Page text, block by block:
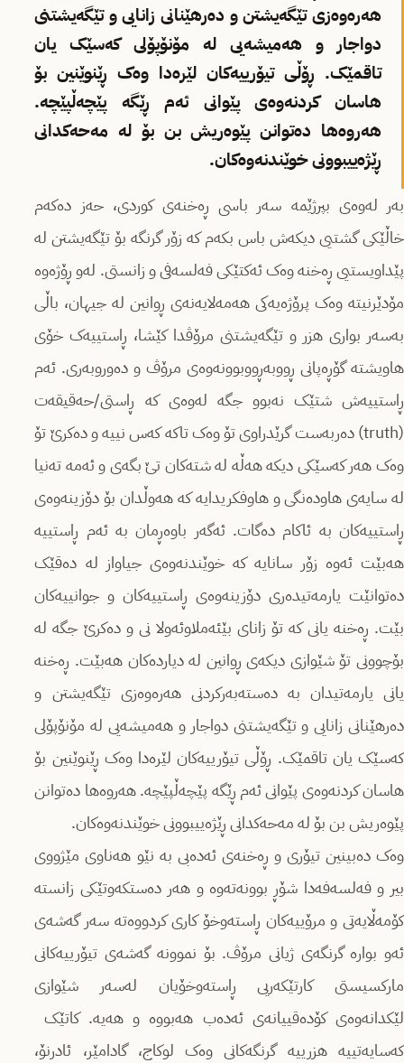
هەرەوەزی تێگەیشتن و دەرهێنانی زانایی و تێگەیشتنی
دواجار و هەمیشەیی لە مۆنۆپۆلی کەسێک یان
تاقمێک. ڕۆڵی تیۆرییەکان لێرەدا وەک ڕێنوێنین بۆ
هاسان کردنەوەی پێوانی ئەم ڕێگە پێچەڵپێچە.
هەروەها دەتوانن پێوەریش بن بۆ لە مەحەکدانی
ڕێژەییبوونی خوێندنەوەکان.
بەر لەوەی بپرژێمە سەر باسی ڕەخنەی کوردی، حەز دەکەم
خاڵێکی گشتیی دیکەش باس بکەم کە زۆر گرنگە بۆ تێگەیشتن لە
پێداویستیی ڕەخنە وەک ئەکتێکی فەلسەفی و زانستی. لەو ڕۆژەوە
مۆدێرنیتە وەک پرۆژەیەکی هەمەلایەنەی ڕوانین لە جیهان، باڵی
بەسەر بواری هزر و تێگەیشتنی مرۆڤدا کێشا، ڕاستییەک خۆی
هاویشتە گۆڕەپانی ڕووبەڕووبوونەوەی مرۆڤ و دەوروبەری. ئەم
ڕاستییەش شتێک نەبوو جگە لەوەی کە ڕاستی/حەقیقەت
(truth) دەربەست گرێدراوی تۆ وەک تاکە کەس نییە و دەکرێ تۆ
وەک هەر کەسێکی دیکە هەڵە لە شتەکان تێ بگەی و ئەمە تەنیا
لە سایەی هاودەنگی و هاوفکریدایە کە هەوڵدان بۆ دۆزینەوەی
ڕاستییەکان بە ئاکام دەگات. ئەگەر باوەڕمان بە ئەم ڕاستییە
هەبێت ئەوە زۆر سانایە کە خوێندنەوەی جیاواز لە دەقێک
دەتوانێت یارمەتیدەری دۆزینەوەی ڕاستییەکان و جوانییەکان
بێت. ڕەخنە یانی کە تۆ زانای بێئەملاوئەولا نی و دەکرێ جگە لە
بۆچوونی تۆ شێوازی دیکەی ڕوانین لە دیاردەکان هەبێت. ڕەخنە
یانی یارمەتیدان بە دەستەبەرکردنی هەرەوەزی تێگەیشتن و
دەرهێنانی زانایی و تێگەیشتنی دواجار و هەمیشەیی لە مۆنۆپۆلی
کەسێک یان تاقمێک. ڕۆڵی تیۆرییەکان لێرەدا وەک ڕێنوێنین بۆ
هاسان کردنەوەی پێوانی ئەم ڕێگە پێچەڵپێچە. هەروەها دەتوانن
پێوەریش بن بۆ لە مەحەکدانی ڕێژەییبوونی خوێندنەوەکان.
وەک دەبینین تیۆری و ڕەخنەی ئەدەبی بە نێو هەناوی مێژووی
بیر و فەلسەفەدا شۆڕ بوونەتەوە و هەر دەستکەوتێکی زانستە
کۆمەڵایەتی و مرۆییەکان ڕاستەوخۆ کاری کردووەتە سەر گەشەی
ئەو بوارە گرنگەی ژیانی مرۆڤ. بۆ نموونە گەشەی تیۆرییەکانی
مارکسیستی کارتێکەریی ڕاستەوخۆیان لەسەر شێوازی
لێکدانەوەی کۆدەقییانەی ئەدەب هەبووە و هەیە. کاتێک
کەسایەتییە هزرییە گرنگەکانی وەک لوکاج، گادامێر، ئادرنۆ،